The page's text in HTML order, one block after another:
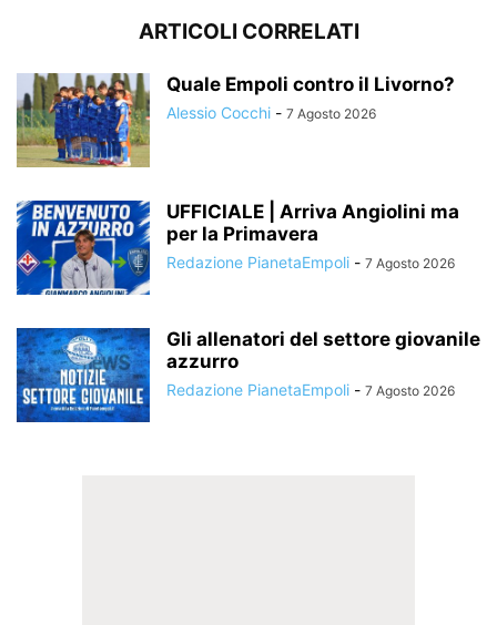
ARTICOLI CORRELATI
Quale Empoli contro il Livorno?
Alessio Cocchi - 7 Agosto 2026
UFFICIALE | Arriva Angiolini ma
per la Primavera
Redazione PianetaEmpoli - 7 Agosto 2026
Gli allenatori del settore giovanile
azzurro
Redazione PianetaEmpoli - 7 Agosto 2026